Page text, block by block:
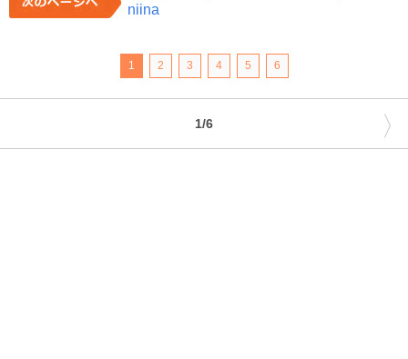
niina
1 2 3 4 5 6
1/6 〉